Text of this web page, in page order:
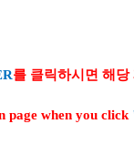
를 클릭하시면 해
when you click